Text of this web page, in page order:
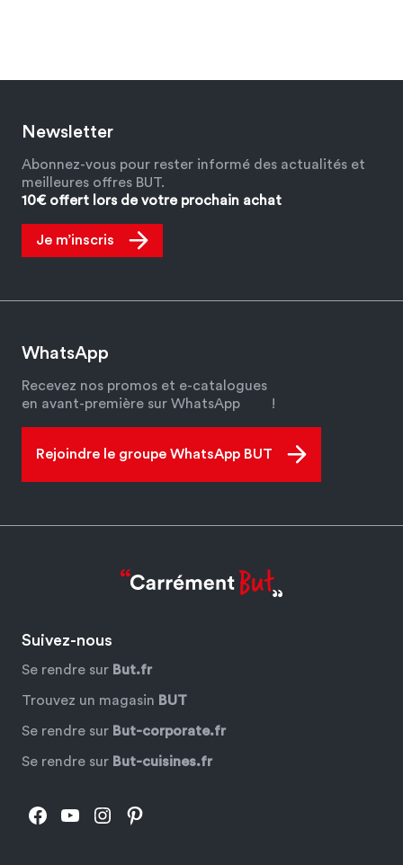
Newsletter
Abonnez-vous pour rester informé des actualités et
meilleures offres BUT.
10€ offert lors de votre prochain achat
Je m’inscris
WhatsApp
Recevez nos promos et e-catalogues
en avant-première sur WhatsApp
!
Rejoindre le groupe WhatsApp BUT
Suivez-nous
Se rendre sur But.fr
Trouvez un magasin BUT
Se rendre sur But-corporate.fr
Se rendre sur But-cuisines.fr
Facebook
YouTube
Instagram
Pinterest